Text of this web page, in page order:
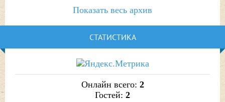
Показать весь архив
СТАТИСТИКА
Онлайн всего: 2
Гостей: 2